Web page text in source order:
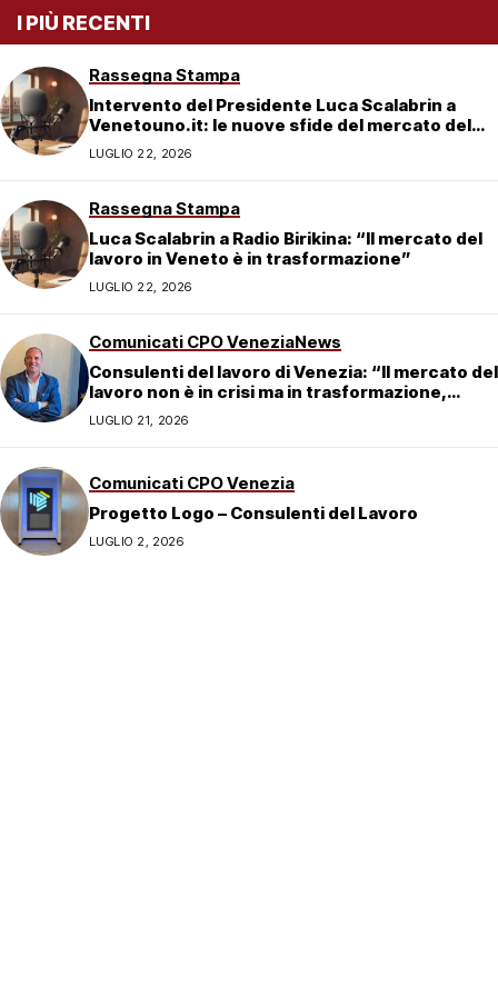
I PIÙ RECENTI
Rassegna Stampa
Intervento del Presidente Luca Scalabrin a
Venetouno.it: le nuove sfide del mercato del
lavoro veneziano
LUGLIO 22, 2026
Rassegna Stampa
Luca Scalabrin a Radio Birikina: “Il mercato del
lavoro in Veneto è in trasformazione”
LUGLIO 22, 2026
Comunicati CPO VeneziaNews
Consulenti del lavoro di Venezia: “Il mercato del
lavoro non è in crisi ma in trasformazione,
serve responsabilità condivisa”
LUGLIO 21, 2026
Comunicati CPO Venezia
Progetto Logo – Consulenti del Lavoro
LUGLIO 2, 2026